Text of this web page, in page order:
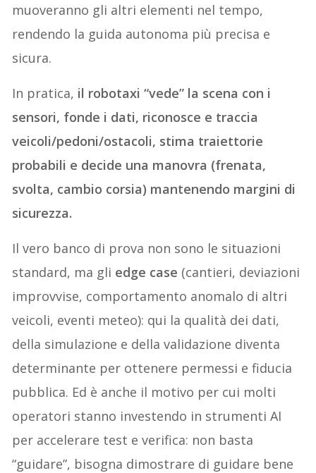
muoveranno gli altri elementi nel tempo,
rendendo la guida autonoma più precisa e
sicura.
In pratica, il robotaxi “vede” la scena con i
sensori, fonde i dati, riconosce e traccia
veicoli/pedoni/ostacoli, stima traiettorie
probabili e decide una manovra (frenata,
svolta, cambio corsia) mantenendo margini di
sicurezza.
Il vero banco di prova non sono le situazioni
standard, ma gli edge case (cantieri, deviazioni
improvvise, comportamento anomalo di altri
veicoli, eventi meteo): qui la qualità dei dati,
della simulazione e della validazione diventa
determinante per ottenere permessi e fiducia
pubblica. Ed è anche il motivo per cui molti
operatori stanno investendo in strumenti AI
per accelerare test e verifica: non basta
“guidare”, bisogna dimostrare di guidare bene